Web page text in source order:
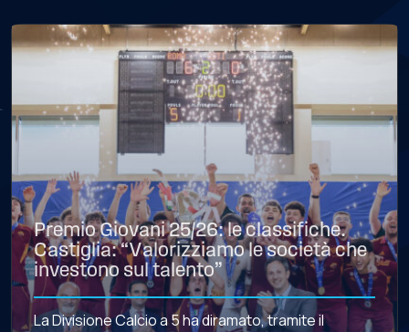
Premio Giovani 25/26: le classifiche.
Castiglia: “Valorizziamo le società che
investono sul talento”
La Divisione Calcio a 5 ha diramato, tramite il